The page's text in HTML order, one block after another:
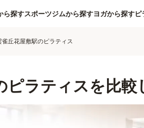
ら探すスポーツジムから探すヨガから探すピ
雀丘花屋敷駅のピラティス
ピラティスを比較